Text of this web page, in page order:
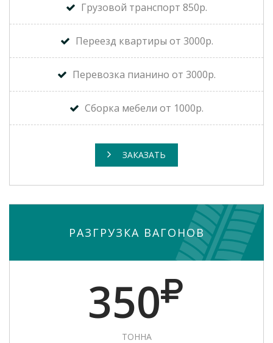
Грузовой транспорт 850р.
Переезд квартиры от 3000р.
Перевозка пианино от 3000р.
Сборка мебели от 1000р.
ЗАКАЗАТЬ
РАЗГРУЗКА ВАГОНОВ
350
ТОННА